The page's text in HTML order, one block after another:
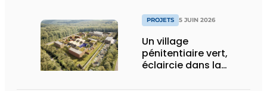
PROJETS 5 JUIN 2026
Un village
pénitentiaire vert,
éclaircie dans la